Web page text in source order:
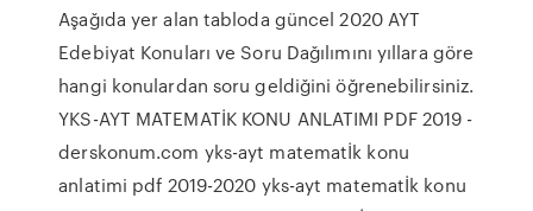
Aşağıda yer alan tabloda güncel 2020 AYT
Edebiyat Konuları ve Soru Dağılımını yıllara göre
hangi konulardan soru geldiğini öğrenebilirsiniz.
YKS-AYT MATEMATİK KONU ANLATIMI PDF 2019 -
derskonum.com yks-ayt matematİk konu
anlatimi pdf 2019-2020 yks-ayt matematİk konu